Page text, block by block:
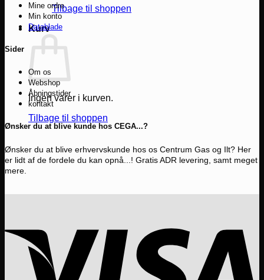
Tilbage til shoppen
Kurv
Ingen varer i kurven.
Tilbage til shoppen
Mine ordre
Min konto
Datablade
Sider
Om os
Webshop
Åbningstider
kontakt
Ønsker du at blive kunde hos CEGA...?
Ønsker du at blive erhvervskunde hos os Centrum Gas og Ilt? Her
er lidt af de fordele du kan opnå...! Gratis ADR levering, samt meget
mere.